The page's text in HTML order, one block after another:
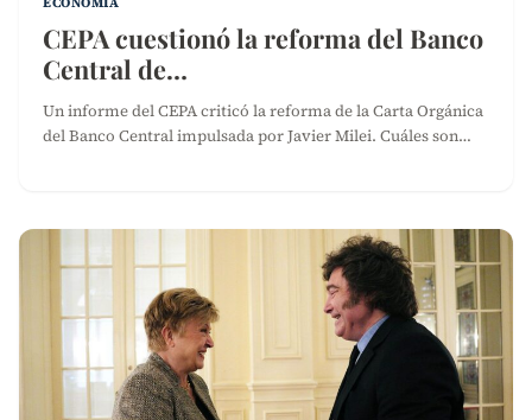
CEPA cuestionó la reforma del Banco
Central de…
Un informe del CEPA criticó la reforma de la Carta Orgánica
del Banco Central impulsada por Javier Milei. Cuáles son…